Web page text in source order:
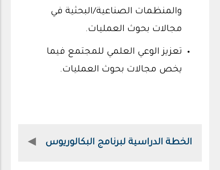
والمنظمات الصناعية/البحثية في
مجالات بحوث العمليات.
تعزيز الوعي العلمي للمجتمع فيما
يخص مجالات بحوث العمليات.
الخطة الدراسية لبرنامج البكالوريوس